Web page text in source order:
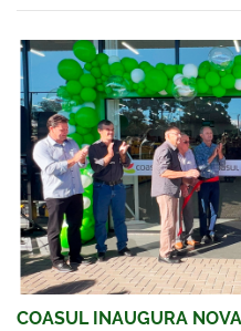
COASUL INAUGURA